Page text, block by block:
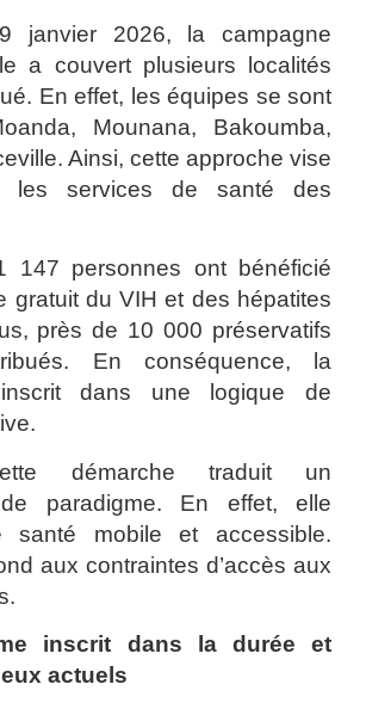
janvier 2026, la campagne
a couvert plusieurs localités
En effet, les équipes se sont
Mounana, Bakoumba,
Ainsi, cette approche vise
les services de santé des
147 personnes ont bénéficié
gratuit du VIH et des hépatites
près de 10 000 préservatifs
En conséquence, la
dans une logique de
démarche traduit un
paradigme. En effet, elle
santé mobile et accessible.
aux contraintes d’accès aux
inscrit dans la durée et
actuels